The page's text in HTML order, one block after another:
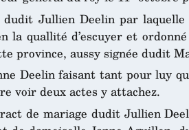
dudit Jullien Deelin par
la quallité d’escuyer et
province, aussy signée dudit
Deelin faisant tant pour luy
voir deux actes y attachez.
de mariage dudit Jullien